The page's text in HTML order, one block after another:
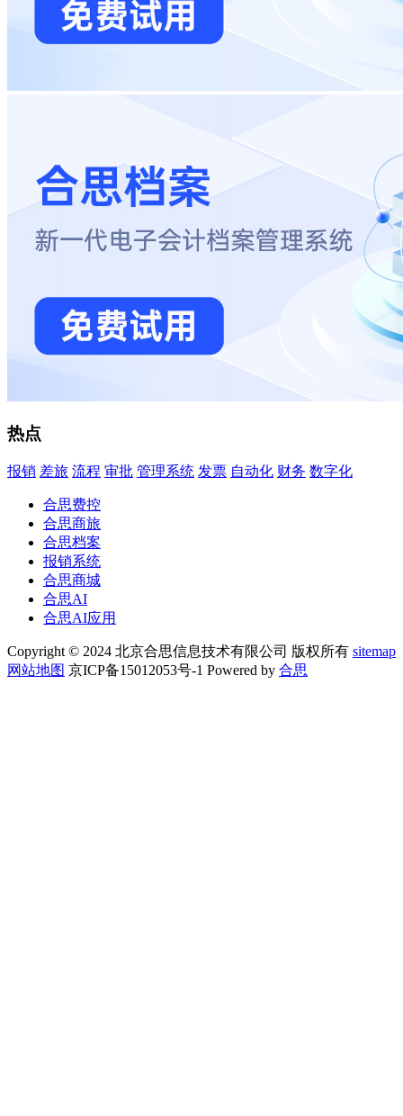
热点
报销 差旅 流程 审批 管理系统 发票 自动化 财务 数字化
合思费控
合思商旅
合思档案
报销系统
合思商城
合思AI
合思AI应用
Copyright © 2024 北京合思信息技术有限公司 版权所有 sitemap
网站地图 京ICP备15012053号-1 Powered by 合思